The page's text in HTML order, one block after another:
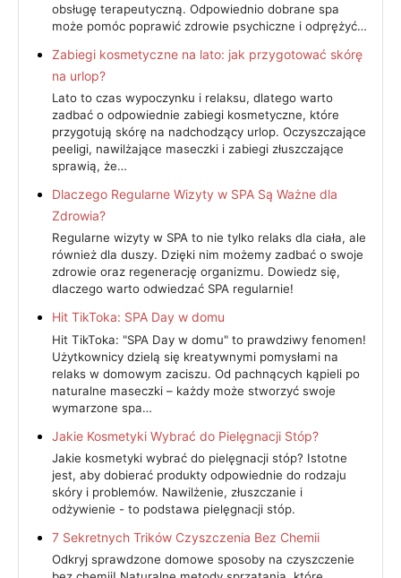
obsługę terapeutyczną. Odpowiednio dobrane spa
może pomóc poprawić zdrowie psychiczne i odprężyć…
Zabiegi kosmetyczne na lato: jak przygotować skórę
na urlop?
Lato to czas wypoczynku i relaksu, dlatego warto
zadbać o odpowiednie zabiegi kosmetyczne, które
przygotują skórę na nadchodzący urlop. Oczyszczające
peeligi, nawilżające maseczki i zabiegi złuszczające
sprawią, że…
Dlaczego Regularne Wizyty w SPA Są Ważne dla
Zdrowia?
Regularne wizyty w SPA to nie tylko relaks dla ciała, ale
również dla duszy. Dzięki nim możemy zadbać o swoje
zdrowie oraz regenerację organizmu. Dowiedz się,
dlaczego warto odwiedzać SPA regularnie!
Hit TikToka: SPA Day w domu
Hit TikToka: "SPA Day w domu" to prawdziwy fenomen!
Użytkownicy dzielą się kreatywnymi pomysłami na
relaks w domowym zaciszu. Od pachnących kąpieli po
naturalne maseczki – każdy może stworzyć swoje
wymarzone spa…
Jakie Kosmetyki Wybrać do Pielęgnacji Stóp?
Jakie kosmetyki wybrać do pielęgnacji stóp? Istotne
jest, aby dobierać produkty odpowiednie do rodzaju
skóry i problemów. Nawilżenie, złuszczanie i
odżywienie - to podstawa pielęgnacji stóp.
7 Sekretnych Trików Czyszczenia Bez Chemii
Odkryj sprawdzone domowe sposoby na czyszczenie